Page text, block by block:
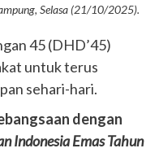
Selasa (21/10/2025).
45 (DHD’45)
untuk terus
sehari-hari.
dengan
Indonesia Emas Tahun